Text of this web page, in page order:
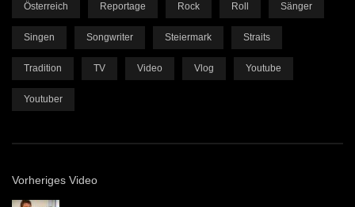
Österreich Reportage Rock Roll Sänger
Singen Songwriter Steiermark Straits
Tradition TV Video Vlog Youtube
Youtuber
Vorheriges Video